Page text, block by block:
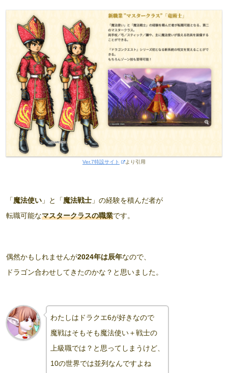
Ver.7特設サイト より引用
「魔法使い 」と「魔法戦士 」の経験を積んだ者が
転職可能なマスタークラスの職業です。
偶然かもしれませんが2024年は辰年なので、
ドラゴン合わせしてきたのかな？と思いました。
わたしはドラクエ6が好きなので
魔戦はそもそも魔法使い＋戦士の
上級職では？と思ってしまうけど、
10の世界では並列なんですよね